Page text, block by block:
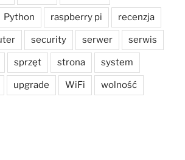
Python raspberry pi recenzja
security serwer serwis
sprzęt strona system
upgrade WiFi wolność